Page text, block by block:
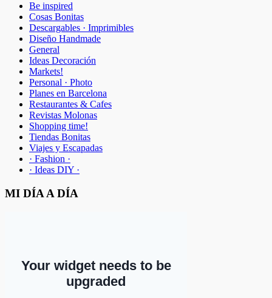
Be inspired
Cosas Bonitas
Descargables · Imprimibles
Diseño Handmade
General
Ideas Decoración
Markets!
Personal · Photo
Planes en Barcelona
Restaurantes & Cafes
Revistas Molonas
Shopping time!
Tiendas Bonitas
Viajes y Escapadas
· Fashion ·
· Ideas DIY ·
MI DÍA A DÍA